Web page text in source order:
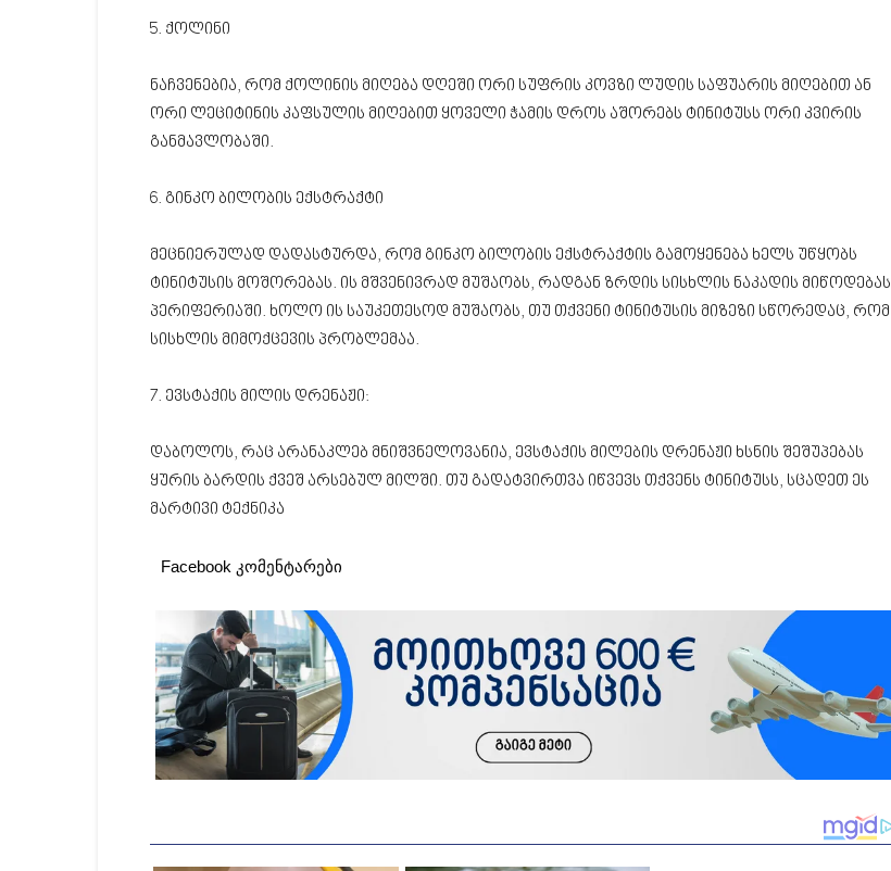
5. ქოლინი
ნაჩვენებია, რომ ქოლინის მიღება დღეში ორი სუფრის კოვზი ლუდის საფუარის მიღებით ან
ორი ლეციტინის კაფსულის მიღებით ყოველი ჭამის დროს აშორებს ტინიტუსს ორი კვირის
განმავლობაში.
6. გინკო ბილობის ექსტრაქტი
მეცნიერულად დადასტურდა, რომ გინკო ბილობის ექსტრაქტის გამოყენება ხელს უწყობს
ტინიტუსის მოშორებას. ის მშვენივრად მუშაობს, რადგან ზრდის სისხლის ნაკადის მიწოდებას
პერიფერიაში. ხოლო ის საუკეთესოდ მუშაობს, თუ თქვენი ტინიტუსის მიზეზი სწორედაც, რომ
სისხლის მიმოქცევის პრობლემაა.
7. ევსტაქის მილის დრენაჟი:
დაბოლოს, რაც არანაკლებ მნიშვნელოვანია, ევსტაქის მილების დრენაჟი ხსნის შეშუპებას
ყურის ბარდის ქვეშ არსებულ მილში. თუ გადატვირთვა იწვევს თქვენს ტინიტუსს, სცადეთ ეს
მარტივი ტექნიკა
Facebook კომენტარები